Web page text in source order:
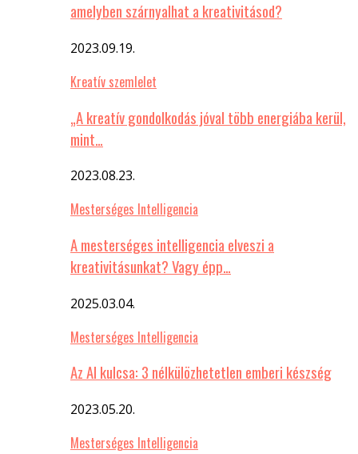
amelyben szárnyalhat a kreativitásod?
2023.09.19.
Kreatív szemlelet
„A kreatív gondolkodás jóval több energiába kerül,
mint…
2023.08.23.
Mesterséges Intelligencia
A mesterséges intelligencia elveszi a
kreativitásunkat? Vagy épp…
2025.03.04.
Mesterséges Intelligencia
Az AI kulcsa: 3 nélkülözhetetlen emberi készség
2023.05.20.
Mesterséges Intelligencia